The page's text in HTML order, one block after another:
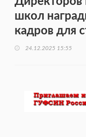
школ
кадров для
24.12.2025 15:55